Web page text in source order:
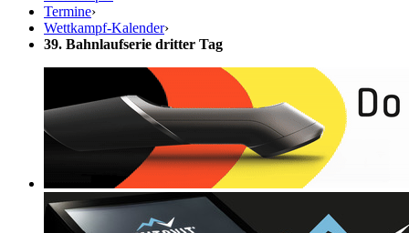
Termine›
Wettkampf-Kalender›
39. Bahnlaufserie dritter Tag